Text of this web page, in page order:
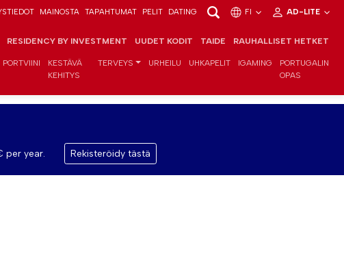
MAINOSTA TAPAHTUMAT PELIT DATING FI AD-LITE
RESIDENCY BY INVESTMENT UUDET KODIT TAIDE RAUHALLISET HETKET
PORTVIINI
KESTÄVÄ
KEHITYS
TERVEYS URHEILU UHKAPELIT IGAMING
PORTUGALIN
OPAS
per year. Rekisteröidy tästä